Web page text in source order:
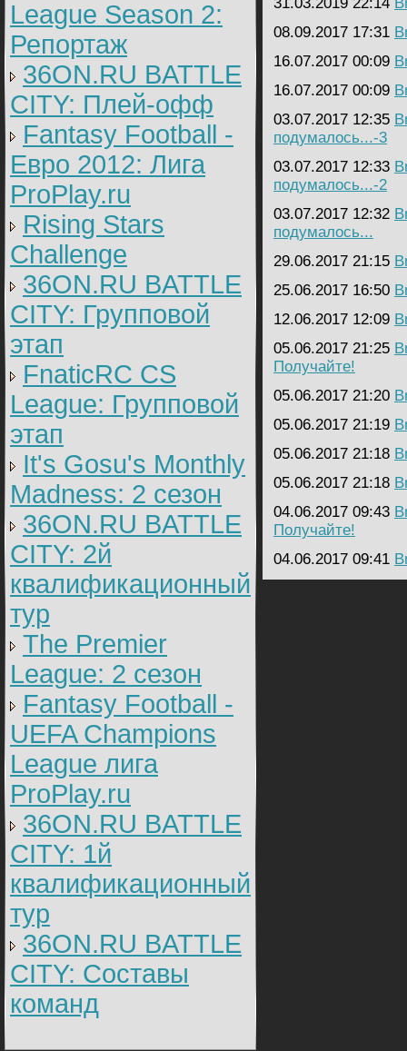
League Season 2:
Репортаж
36ON.RU BATTLE
CITY: Плей-офф
Fantasy Football -
Евро 2012: Лига
ProPlay.ru
Rising Stars
Challenge
36ON.RU BATTLE
CITY: Групповой
этап
FnaticRC CS
League: Групповой
этап
It's Gosu's Monthly
Madness: 2 сезон
36ON.RU BATTLE
CITY: 2й
квалификационный
тур
The Premier
League: 2 cезон
Fantasy Football -
UEFA Champions
League лига
ProPlay.ru
36ON.RU BATTLE
CITY: 1й
квалификационный
тур
36ON.RU BATTLE
CITY: Составы
команд
08.09.2017 17:31
16.07.2017 00:09
16.07.2017 00:09
03.07.2017 12:35
подумалось...-3
03.07.2017 12:33
подумалось...-2
03.07.2017 12:32
подумалось...
29.06.2017 21:15
25.06.2017 16:50
12.06.2017 12:09
05.06.2017 21:25
Получайте!
05.06.2017 21:20
05.06.2017 21:19
05.06.2017 21:18
05.06.2017 21:18
04.06.2017 09:43
Получайте!
04.06.2017 09:41